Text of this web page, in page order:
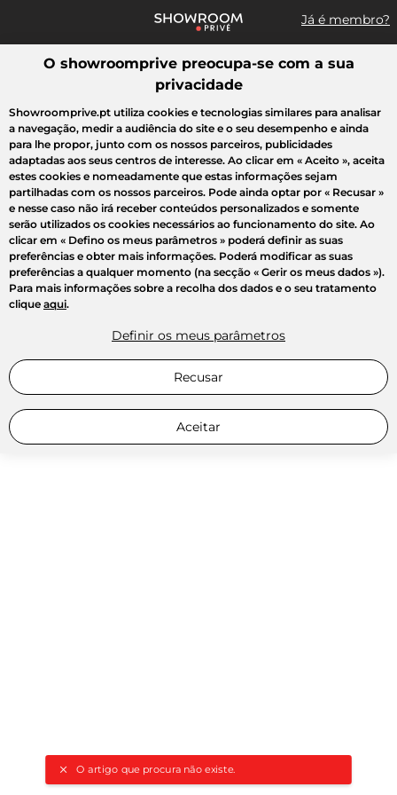
Já é membro?
Pesquisar uma marca, um artigo, uma venda...
O artigo que procura não existe.
Todas as vendas Moda Desporto Casa Criança Beleza
O showroomprive preocupa-se com a sua
privacidade
Showroomprive.pt utiliza cookies e tecnologias similares para analisar
a navegação, medir a audiência do site e o seu desempenho e ainda
para lhe propor, junto com os nossos parceiros, publicidades
adaptadas aos seus centros de interesse. Ao clicar em « Aceito », aceita
estes cookies e nomeadamente que estas informações sejam
partilhadas com os nossos parceiros. Pode ainda optar por « Recusar »
e nesse caso não irá receber conteúdos personalizados e somente
serão utilizados os cookies necessários ao funcionamento do site. Ao
clicar em « Defino os meus parâmetros » poderá definir as suas
preferências e obter mais informações. Poderá modificar as suas
preferências a qualquer momento (na secção « Gerir os meus dados »).
Para mais informações sobre a recolha dos dados e o seu tratamento
clique aqui.
Definir os meus parâmetros
Recusar
Aceitar